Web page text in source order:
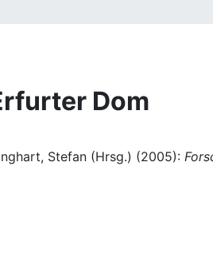
Dom
Stefan (Hrsg.) (2005):